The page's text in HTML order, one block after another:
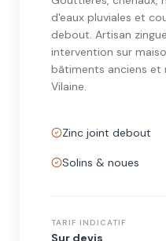
d'eaux pluviales et
debout. Artisan
intervention sur
bâtiments anciens
Vilaine.
Zinc joint debout
Solins & noues
TARIF INDICATIF
Sur devis